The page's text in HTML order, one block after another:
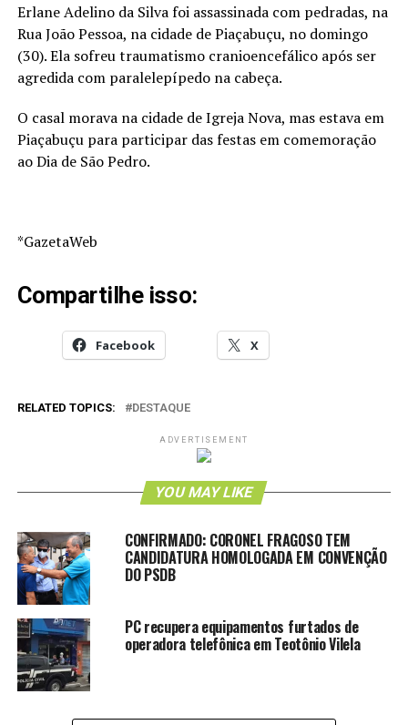
Erlane Adelino da Silva foi assassinada com pedradas, na
Rua João Pessoa, na cidade de Piaçabuçu, no domingo
(30). Ela sofreu traumatismo cranioencefálico após ser
agredida com paralelepípedo na cabeça.
O casal morava na cidade de Igreja Nova, mas estava em
Piaçabuçu para participar das festas em comemoração
ao Dia de São Pedro.
*GazetaWeb
Compartilhe isso:
Facebook X
RELATED TOPICS: DESTAQUE
ADVERTISEMENT
YOU MAY LIKE
CONFIRMADO: CORONEL FRAGOSO TEM
CANDIDATURA HOMOLOGADA EM CONVENÇÃO
DO PSDB
PC recupera equipamentos furtados de
operadora telefônica em Teotônio Vilela